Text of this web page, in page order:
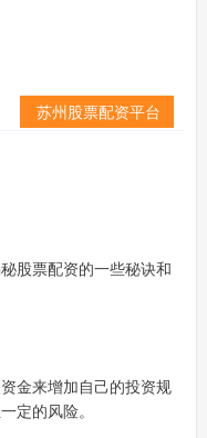
苏州股票配资平台
股票配资的一些秘诀和
金来增加自己的投资规
定的风险。